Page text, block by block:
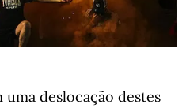
uma deslocação destes